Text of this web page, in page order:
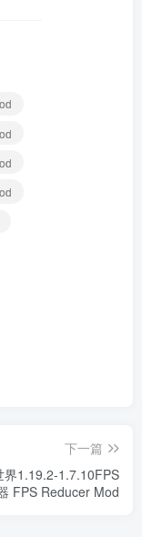
下一篇
界1.19.2-1.7.10FPS
FPS Reducer Mod